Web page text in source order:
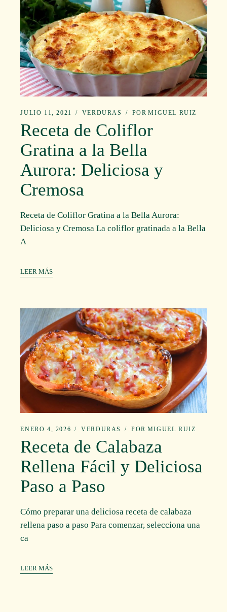
JULIO 11, 2021 VERDURAS POR MIGUEL RUIZ
Receta de Coliflor
Gratina a la Bella
Aurora: Deliciosa y
Cremosa
Receta de Coliflor Gratina a la Bella Aurora:
Deliciosa y Cremosa La coliflor gratinada a la Bella
A
LEER MÁS
ENERO 4, 2026 VERDURAS POR MIGUEL RUIZ
Receta de Calabaza
Rellena Fácil y Deliciosa
Paso a Paso
Cómo preparar una deliciosa receta de calabaza
rellena paso a paso Para comenzar, selecciona una
ca
LEER MÁS